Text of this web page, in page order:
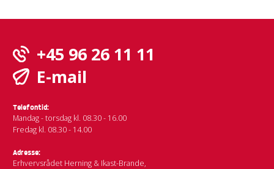
+45 96 26 11 11
E-mail
Telefontid:
Mandag - torsdag kl. 08.30 - 16.00
Fredag kl. 08.30 - 14.00
Adresse:
Erhvervsrådet Herning & Ikast-Brande,